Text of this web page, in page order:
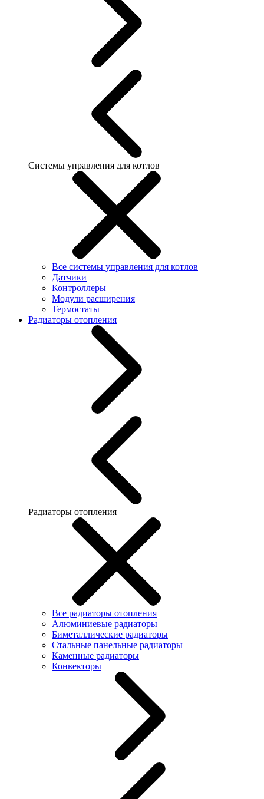
Системы управления для котлов
Все системы управления для котлов
Датчики
Контроллеры
Модули расширения
Термостаты
Радиаторы отопления
Радиаторы отопления
Все радиаторы отопления
Алюминиевые радиаторы
Биметаллические радиаторы
Стальные панельные радиаторы
Каменные радиаторы
Конвекторы